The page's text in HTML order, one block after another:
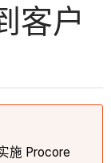
客户
施 Procore